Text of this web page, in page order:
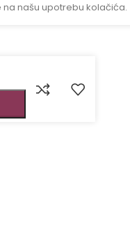
našu upotrebu kolačića.